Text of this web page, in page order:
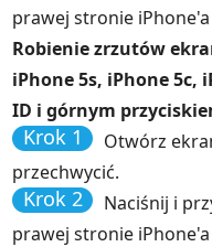
prawej stronie
Robienie zrzutów
iPhone 5s, iPhone 5c,
ID i górnym
Krok 1
Otwórz
przechwycić.
Krok 2 Naciśnij i
prawej stronie